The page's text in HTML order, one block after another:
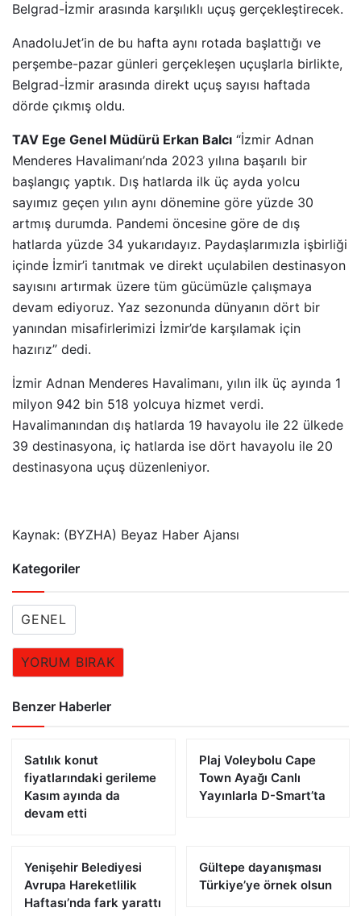
Belgrad-İzmir arasında karşılıklı uçuş gerçekleştirecek.
AnadoluJet’in de bu hafta aynı rotada başlattığı ve
perşembe-pazar günleri gerçekleşen uçuşlarla birlikte,
Belgrad-İzmir arasında direkt uçuş sayısı haftada
dörde çıkmış oldu.
TAV Ege Genel Müdürü Erkan Balcı “İzmir Adnan
Menderes Havalimanı’nda 2023 yılına başarılı bir
başlangıç yaptık. Dış hatlarda ilk üç ayda yolcu
sayımız geçen yılın aynı dönemine göre yüzde 30
artmış durumda. Pandemi öncesine göre de dış
hatlarda yüzde 34 yukarıdayız. Paydaşlarımızla işbirliği
içinde İzmir’i tanıtmak ve direkt uçulabilen destinasyon
sayısını artırmak üzere tüm gücümüzle çalışmaya
devam ediyoruz. Yaz sezonunda dünyanın dört bir
yanından misafirlerimizi İzmir’de karşılamak için
hazırız” dedi.
İzmir Adnan Menderes Havalimanı, yılın ilk üç ayında 1
milyon 942 bin 518 yolcuya hizmet verdi.
Havalimanından dış hatlarda 19 havayolu ile 22 ülkede
39 destinasyona, iç hatlarda ise dört havayolu ile 20
destinasyona uçuş düzenleniyor.
Kaynak: (BYZHA) Beyaz Haber Ajansı
Kategoriler
GENEL
YORUM BIRAK
Benzer Haberler
Satılık konut
fiyatlarındaki gerileme
Kasım ayında da
devam etti
Plaj Voleybolu Cape
Town Ayağı Canlı
Yayınlarla D-Smart’ta
Yenişehir Belediyesi
Avrupa Hareketlilik
Haftası’nda fark yarattı
Gültepe dayanışması
Türkiye’ye örnek olsun